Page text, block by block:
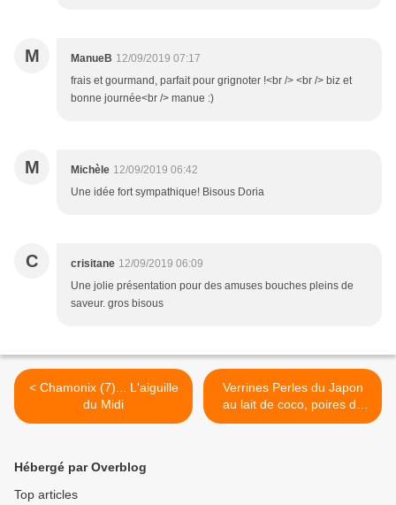
M ManueB 12/09/2019 07:17
frais et gourmand, parfait pour grignoter !<br /> <br /> biz et
bonne journée<br /> manue :)
M Michèle 12/09/2019 06:42
Une idée fort sympathique! Bisous Doria
C crisitane 12/09/2019 06:09
Une jolie présentation pour des amuses bouches pleins de
saveur. gros bisous
< Chamonix (7)... L'aiguille
du Midi
Verrines Perles du Japon
au lait de coco, poires du
jardin >
Hébergé par Overblog
Top articles